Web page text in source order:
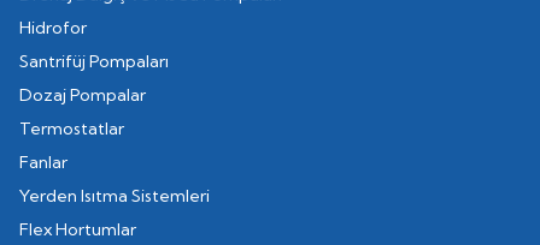
Hidrofor
Santrifüj Pompaları
Dozaj Pompalar
Termostatlar
Fanlar
Yerden Isıtma Sistemleri
Flex Hortumlar